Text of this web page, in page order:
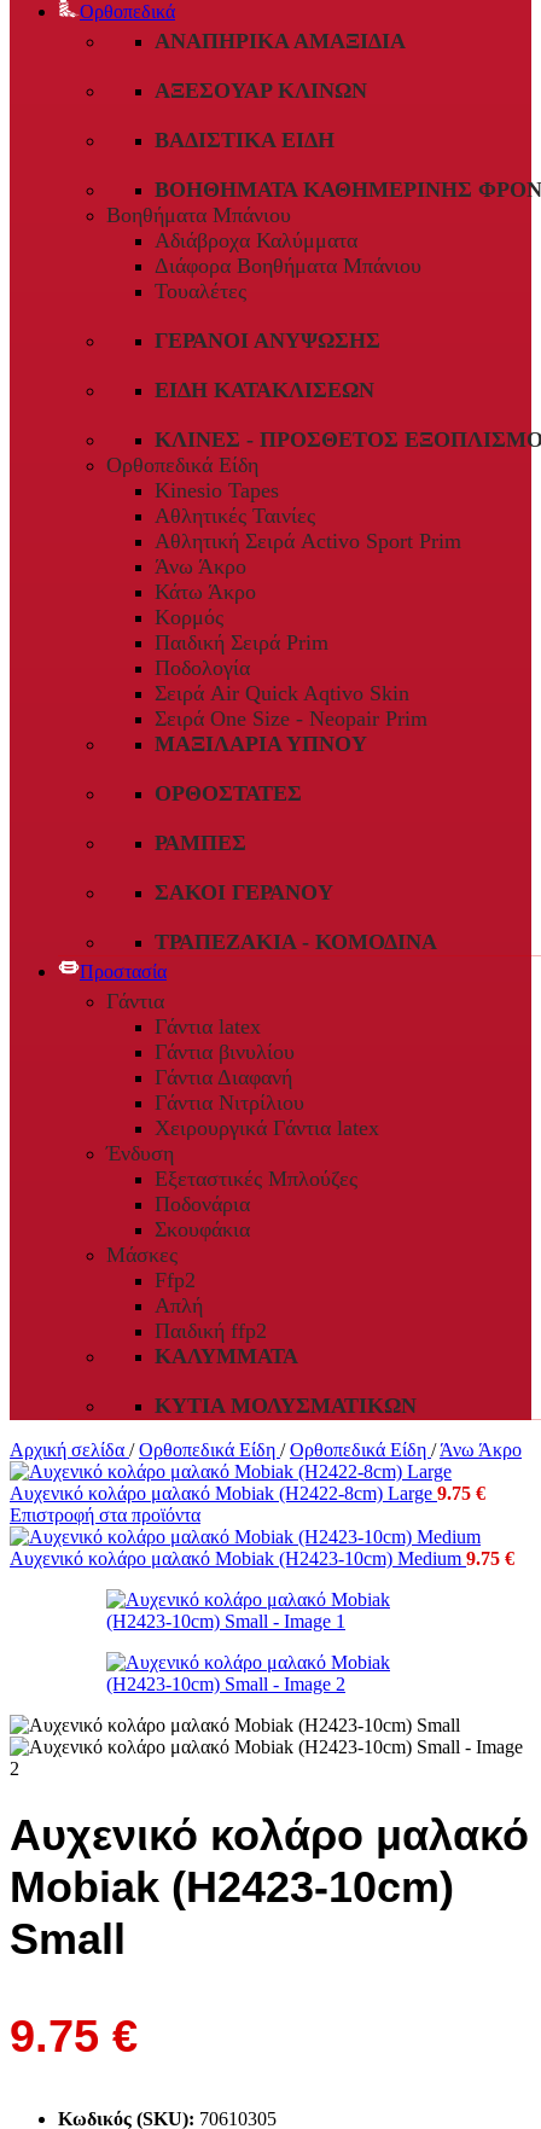
Ορθοπεδικά
ΑΝΑΠΗΡΙΚΆ ΑΜΑΞΊΔΙΑ
ΑΞΕΣΟΥΆΡ ΚΛΙΝΏΝ
ΒΑΔΙΣΤΙΚΆ ΕΊΔΗ
ΒΟΗΘΉΜΑΤΑ ΚΑΘΗΜΕΡΙΝΉΣ
Βοηθήματα Μπάνιου
Αδιάβροχα Καλύμματα
Διάφορα Βοηθήματα Μπάνιου
Τουαλέτες
ΓΕΡΑΝΟΊ ΑΝΎΨΩΣΗΣ
ΕΊΔΗ ΚΑΤΑΚΛΊΣΕΩΝ
ΚΛΊΝΕΣ - ΠΡΌΣΘΕΤΟΣ
Ορθοπεδικά Είδη
Kinesio Tapes
Αθλητικές Ταινίες
Αθλητική Σειρά Activo Sport Prim
Άνω Άκρο
Κάτω Άκρο
Κορμός
Παιδική Σειρά Prim
Ποδολογία
Σειρά Air Quick Aqtivo Skin
Σειρά One Size - Neopair Prim
ΜΑΞΙΛΆΡΙΑ ΎΠΝΟΥ
ΟΡΘΟΣΤΆΤΕΣ
ΡΆΜΠΕΣ
ΣΆΚΟΙ ΓΕΡΑΝΟΎ
ΤΡΑΠΕΖΆΚΙΑ - ΚΟΜΟΔΊΝΑ
Προστασία
Γάντια
Γάντια latex
Γάντια βινυλίου
Γάντια Διαφανή
Γάντια Νιτρίλιου
Χειρουργικά Γάντια latex
Ένδυση
Εξεταστικές Μπλούζες
Ποδονάρια
Σκουφάκια
Μάσκες
Ffp2
Απλή
Παιδική ffp2
ΚΑΛΎΜΜΑΤΑ
ΚΥΤΊΑ ΜΟΛΥΣΜΑΤΙΚΏΝ
Αρχική σελίδα / Ορθοπεδικά Είδη / Ορθοπεδικά Είδη / Άνω Άκρο
Αυχενικό κολάρο μαλακό Mobiak (H2422-8cm) Large 9.75 €
Επιστροφή στα προϊόντα
Αυχενικό κολάρο μαλακό Mobiak (H2423-10cm) Medium 9.75 €
Αυχενικό κολάρο μαλακό
Mobiak (H2423-10cm)
Small
9.75 €
Κωδικός (SKU): 70610305